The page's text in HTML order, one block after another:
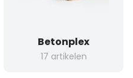
Betonplex
17 artikelen